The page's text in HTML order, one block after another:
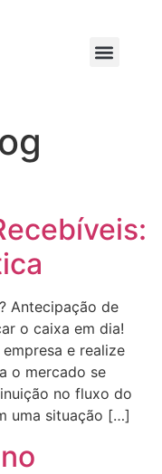
Antecipação de
o caixa em dia!
e realize
o mercado se
no fluxo do
uma situação […]